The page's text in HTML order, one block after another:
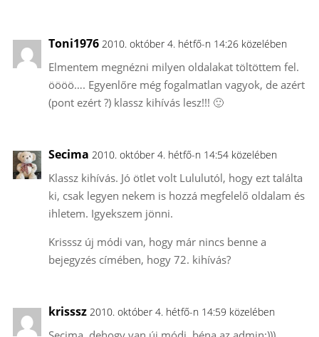
Toni1976 2010. október 4. hétfő-n 14:26 közelében
Elmentem megnézni milyen oldalakat töltöttem fel.
öööö…. Egyenlőre még fogalmatlan vagyok, de azért
(pont ezért ?) klassz kihívás lesz!!! 🙂
Secima 2010. október 4. hétfő-n 14:54 közelében
Klassz kihívás. Jó ötlet volt Lululutól, hogy ezt találta
ki, csak legyen nekem is hozzá megfelelő oldalam és
ihletem. Igyekszem jönni.
Krisssz új módi van, hogy már nincs benne a
bejegyzés címében, hogy 72. kihívás?
krisssz 2010. október 4. hétfő-n 14:59 közelében